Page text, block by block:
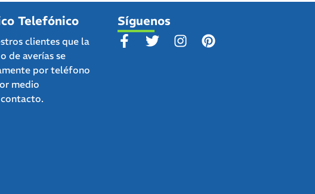
Telefónico
clientes que la
de averías se
por teléfono
medio
Síguenos